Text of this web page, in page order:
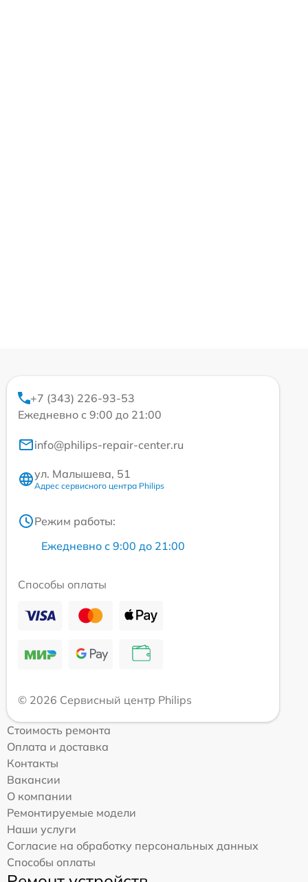
+7 (343) 226-93-53
Ежедневно с 9:00 до 21:00
info@philips-repair-center.ru
ул. Малышева, 51
Адрес сервисного центра Philips
Режим работы:
Ежедневно с 9:00 до 21:00
Способы оплаты
© 2026 Сервисный центр Philips
Стоимость ремонта
Оплата и доставка
Контакты
Вакансии
О компании
Ремонтируемые модели
Наши услуги
Согласие на обработку персональных данных
Способы оплаты